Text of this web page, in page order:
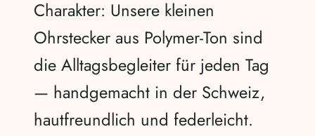
Charakter: Unsere kleinen
Ohrstecker aus Polymer-Ton sind
die Alltagsbegleiter für jeden Tag
— handgemacht in der Schweiz,
hautfreundlich und federleicht.